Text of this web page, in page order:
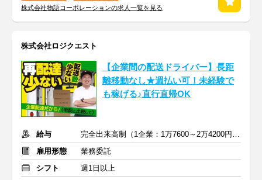
株式会社物語コーポレーションの求人一覧を見る
株式会社ロジクエスト
【企業間の配送ドライバー】長距
離移動なし★週払い可！未経験で
も稼げる♪直行直帰OK
給与
完全出来高制（1企業：1万7600～2万4200円※1日あたり）
雇用形態
業務委託
シフト
週1日以上